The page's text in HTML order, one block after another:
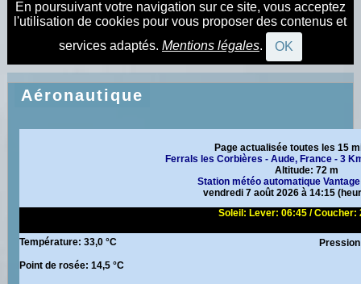
En poursuivant votre navigation sur ce site, vous acceptez
l'utilisation de cookies pour vous proposer des contenus et
services adaptés. Mentions légales. OK
Aéronautique